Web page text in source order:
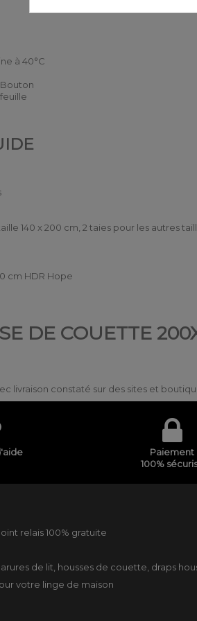
à 40°C
140 x 200 cm, 2 taies pour les autres
cm HDR Hope
DE COUETTE
livraison constaté sur des sites et
Paiement
100%
relais 100% gratuite
de lit housses de couette draps
votre linge de maison